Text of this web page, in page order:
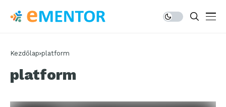
Kezdőlap platform
platform